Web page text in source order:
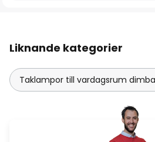
Liknande kategorier
Taklampor till vardagsrum